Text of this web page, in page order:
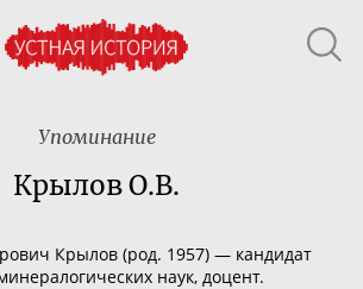
Упоминание
Крылов О.В.
Крылов (род. 1957) — кандидат
наук, доцент.